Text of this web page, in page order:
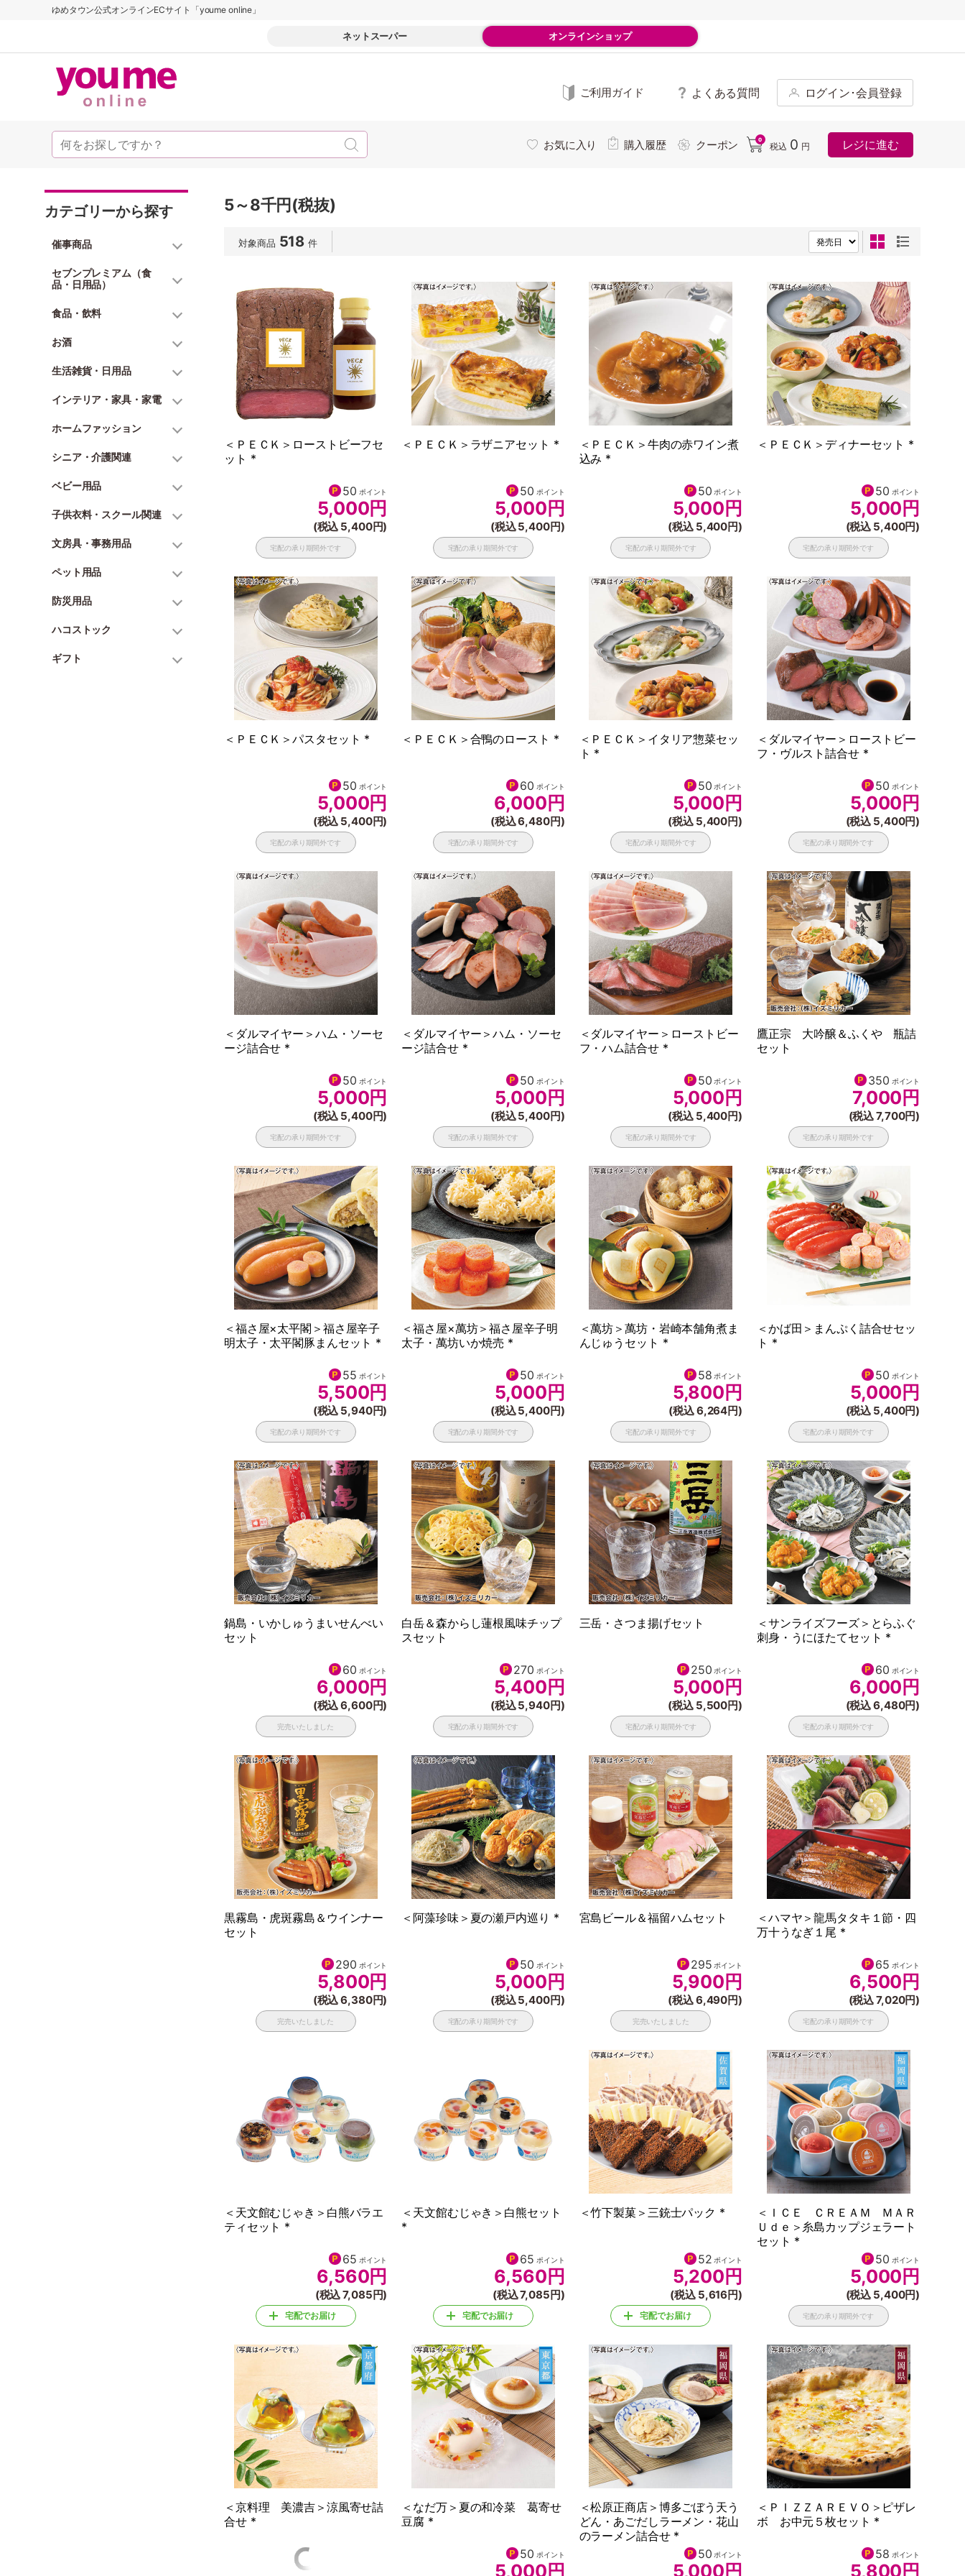
ゆめタウン公式オンラインECサイト「youme online」
ネットスーパー オンラインショップ
ご利用ガイド よくある質問 ログイン･会員登録
お気に入り 購入履歴 クーポン 0
税込 0 円 レジに進む
カテゴリーから探す
催事商品
セブンプレミアム（食
品・日用品）
食品・飲料
お酒
生活雑貨・日用品
インテリア・家具・家電
ホームファッション
シニア・介護関連
ベビー用品
子供衣料・スクール関連
文房具・事務用品
ペット用品
防災用品
ハコストック
ギフト
5～8千円(税抜)
対象商品 518 件
＜ＰＥＣＫ＞ローストビーフセ
ット *
50 ポイント
5,000円
(税込 5,400円)
宅配の承り期間外です
＜ＰＥＣＫ＞ラザニアセット *
50 ポイント
5,000 円
(税込 5,400円)
宅配の承り期間外です
＜ＰＥＣＫ＞牛肉の赤ワイン煮
込み *
50 ポイント
5,000 円
(税込 5,400円)
宅配の承り期間外です
＜ＰＥＣＫ＞ディナーセット *
50 ポイント
5,000 円
(税込 5,400円)
宅配の承り期間外です
＜ＰＥＣＫ＞パスタセット *
50 ポイント
5,000円
(税込 5,400円)
宅配の承り期間外です
＜ＰＥＣＫ＞合鴨のロースト *
60 ポイント
6,000 円
(税込 6,480円)
宅配の承り期間外です
＜ＰＥＣＫ＞イタリア惣菜セッ
ト *
50 ポイント
5,000 円
(税込 5,400円)
宅配の承り期間外です
＜ダルマイヤー＞ローストビー
フ・ヴルスト詰合せ *
50 ポイント
5,000 円
(税込 5,400円)
宅配の承り期間外です
＜ダルマイヤー＞ハム・ソーセ
ージ詰合せ *
50 ポイント
5,000円
(税込 5,400円)
宅配の承り期間外です
＜ダルマイヤー＞ハム・ソーセ
ージ詰合せ *
50 ポイント
5,000 円
(税込 5,400円)
宅配の承り期間外です
＜ダルマイヤー＞ローストビー
フ・ハム詰合せ *
50 ポイント
5,000 円
(税込 5,400円)
宅配の承り期間外です
鷹正宗 大吟醸＆ふくや 瓶詰
セット
350 ポイント
7,000 円
(税込 7,700円)
宅配の承り期間外です
＜福さ屋×太平閣＞福さ屋辛子
明太子・太平閣豚まんセット *
55 ポイント
5,500円
(税込 5,940円)
宅配の承り期間外です
＜福さ屋×萬坊＞福さ屋辛子明
太子・萬坊いか焼売 *
50 ポイント
5,000 円
(税込 5,400円)
宅配の承り期間外です
＜萬坊＞萬坊・岩崎本舗角煮ま
んじゅうセット *
58 ポイント
5,800 円
(税込 6,264円)
宅配の承り期間外です
＜かば田＞まんぷく詰合せセッ
ト *
50 ポイント
5,000 円
(税込 5,400円)
宅配の承り期間外です
鍋島・いかしゅうまいせんべい
セット
60 ポイント
6,000円
(税込 6,600円)
完売いたしました
白岳＆森からし蓮根風味チップ
スセット
270 ポイント
5,400 円
(税込 5,940円)
宅配の承り期間外です
三岳・さつま揚げセット
250 ポイント
5,000 円
(税込 5,500円)
宅配の承り期間外です
＜サンライズフーズ＞とらふぐ
刺身・うにほたてセット *
60 ポイント
6,000 円
(税込 6,480円)
宅配の承り期間外です
黒霧島・虎斑霧島＆ウインナー
セット
290 ポイント
5,800円
(税込 6,380円)
完売いたしました
＜阿藻珍味＞夏の瀬戸内巡り *
50 ポイント
5,000 円
(税込 5,400円)
宅配の承り期間外です
宮島ビール＆福留ハムセット
295 ポイント
5,900 円
(税込 6,490円)
完売いたしました
＜ハマヤ＞龍馬タタキ１節・四
万十うなぎ１尾 *
65 ポイント
6,500 円
(税込 7,020円)
宅配の承り期間外です
＜天文館むじゃき＞白熊バラエ
ティセット *
65 ポイント
6,560円
(税込 7,085円)
宅配でお届け
＜天文館むじゃき＞白熊セット
*
65 ポイント
6,560 円
(税込 7,085円)
宅配でお届け
＜竹下製菓＞三銃士パック *
52 ポイント
5,200 円
(税込 5,616円)
宅配でお届け
＜ＩＣＥ ＣＲＥＡＭ ＭＡＲ
Ｕｄｅ＞糸島カップジェラート
セット *
50 ポイント
5,000 円
(税込 5,400円)
宅配の承り期間外です
＜京料理 美濃吉＞涼風寄せ詰
合せ *
＜なだ万＞夏の和冷菜 葛寄せ
豆腐 *
50 ポイント
5,000 円
＜松原正商店＞博多ごぼう天う
どん・あごだしラーメン・花山
のラーメン詰合せ *
50 ポイント
5,000 円
＜ＰＩＺＺＡＲＥＶＯ＞ピザレ
ボ お中元５枚セット *
58 ポイント
5,800 円